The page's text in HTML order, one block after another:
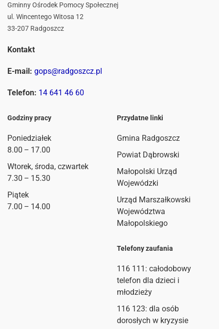
Gminny Ośrodek Pomocy Społecznej
ul. Wincentego Witosa 12
33-207 Radgoszcz
Kontakt
E-mail: gops@radgoszcz.pl
Telefon: 14 641 46 60
Godziny pracy
Poniedziałek
8.00 – 17.00
Wtorek, środa, czwartek
7.30 – 15.30
Piątek
7.00 – 14.00
Przydatne linki
Gmina Radgoszcz
Powiat Dąbrowski
Małopolski Urząd
Wojewódzki
Urząd Marszałkowski
Województwa
Małopolskiego
Telefony zaufania
116 111 : całodobowy
telefon dla dzieci i
młodzieży
116 123: dla osób
dorosłych w kryzysie